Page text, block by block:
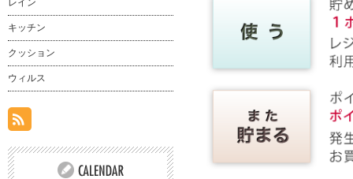
レイン
キッチン
クッション
ウィルス